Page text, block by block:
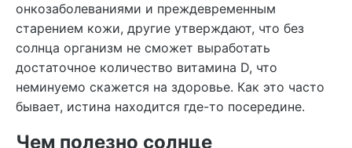
онкозаболеваниями и преждевременным
старением кожи, другие утверждают, что без
солнца организм не сможет выработать
достаточное количество витамина D, что
неминуемо скажется на здоровье. Как это часто
бывает, истина находится где-то посередине.
Чем полезно солнце